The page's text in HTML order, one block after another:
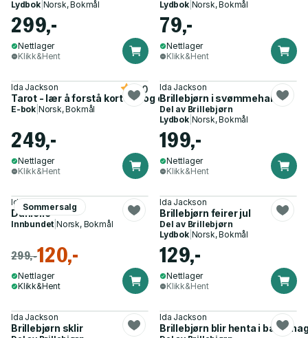
Lydbok| Norsk, Bokmål
299,-
Nettlager
Klikk&Hent
Lydbok| Norsk, Bokmål
79,-
Nettlager
Klikk&Hent
Ida Jackson
Tarot - lær å forstå kortene og deg selv
5.0
E-bok Norsk, Bokmål
249,-
Nettlager
Klikk&Hent
Ida Jackson
Brillebjørn i svømmehallen
Del av Brillebjørn
Lydbok| Norsk, Bokmål
199,-
Nettlager
Klikk&Hent
Sommersalg
Ida Jackson
Danielle
Innbundet |Norsk, Bokmål
299,-120,-
Nettlager
Klikk&Hent
Ida Jackson
Brillebjørn feirer jul
Del av Brillebjørn
Lydbok| Norsk, Bokmål
129,-
Nettlager
Klikk&Hent
Ida Jackson
Brillebjørn sklir
Ida Jackson
Brillebjørn blir henta i